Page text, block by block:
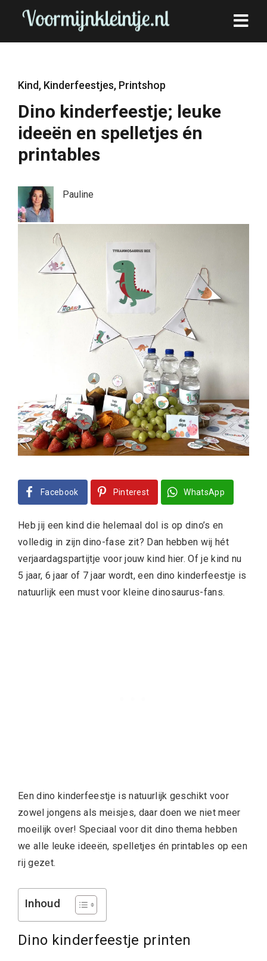
Kind, Kinderfeestjes, Printshop
Dino kinderfeestje; leuke
ideeën en spelletjes én
printables
Pauline
Facebook Pinterest WhatsApp
Heb jij een kind die helemaal dol is op dino’s en
volledig in zijn dino-fase zit? Dan hebben wij hét
verjaardagspartijtje voor jouw kind hier. Of je kind nu
5 jaar, 6 jaar of 7 jaar wordt, een dino kinderfeestje is
natuurlijk een must voor kleine dinosaurus-fans.
Een dino kinderfeestje is natuurlijk geschikt voor
zowel jongens als meisjes, daar doen we niet meer
moeilijk over! Speciaal voor dit dino thema hebben
we alle leuke ideeën, spelletjes én printables op een
rij gezet.
Inhoud
Dino kinderfeestje printen